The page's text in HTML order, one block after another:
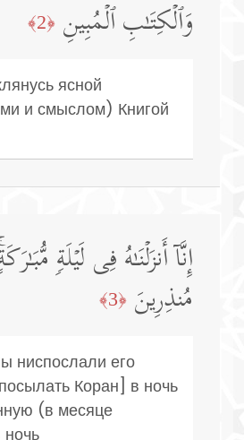
وَٱلۡكِتَـٰبِ ٱلۡمُبِینِ ﴿2﴾
ясной
и смыслом) Книгой
إِنَّاۤ أَنزَلۡنَـٰهُ فِی لَیۡلَةࣲ
مُنذِرِینَ ﴿3﴾
ниспослали его
Коран] в ночь
(в месяце